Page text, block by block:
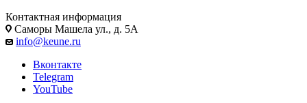
Контактная информация
Саморы Машела ул., д. 5А
info@keune.ru
Вконтакте
Telegram
YouTube